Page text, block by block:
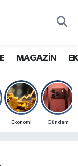
MAGAZİN
Ekonomi Gündem